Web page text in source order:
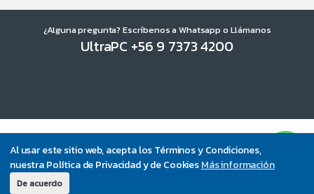
Al usar este sitio web, acepta los Términos y Condiciones,
nuestra Política de Privacidad y de CookiesMás información
De acuerdo
¿Alguna pregunta? Escríbenos a Whatsapp o Llámanos
UltraPC +56 9 7373 4200